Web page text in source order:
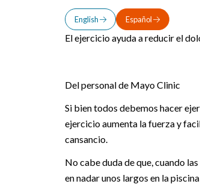
English Español
El ejercicio ayuda a reducir el
Del personal de Mayo Clinic
Si bien todos debemos hacer
ejercicio aumenta la fuerza y
cansancio.
No cabe duda de que, cuando
en nadar unos largos en la